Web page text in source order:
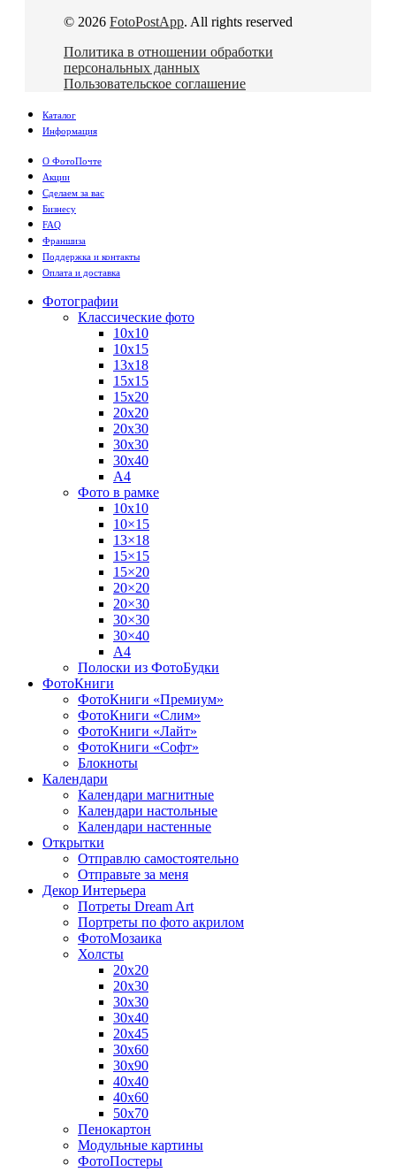
© 2026 FotoPostApp. All rights reserved
Политика в отношении обработки
персональных данных
Пользовательское соглашение
Каталог
Информация
О ФотоПочте
Акции
Сделаем за вас
Бизнесу
FAQ
Франшиза
Поддержка и контакты
Оплата и доставка
Фотографии
Классические фото
10х10
10х15
13х18
15х15
15х20
20х20
20х30
30х30
30х40
А4
Фото в рамке
10х10
10×15
13×18
15×15
15×20
20×20
20×30
30×30
30×40
A4
Полоски из ФотоБудки
ФотоКниги
ФотоКниги «Премиум»
ФотоКниги «Слим»
ФотоКниги «Лайт»
ФотоКниги «Софт»
Блокноты
Календари
Календари магнитные
Календари настольные
Календари настенные
Открытки
Отправлю самостоятельно
Отправьте за меня
Декор Интерьера
Потреты Dream Art
Портреты по фото акрилом
ФотоМозаика
Холсты
20х20
20х30
30х30
30х40
20х45
30х60
30х90
40х40
40х60
50х70
Пенокартон
Модульные картины
ФотоПостеры